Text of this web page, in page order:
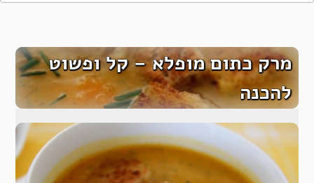
מרק כתום מופלא – קל ופשוט
להכנה